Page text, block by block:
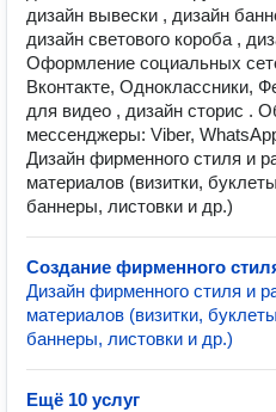
дизайн вывески , дизайн
дизайн светового короба ,
Оформление социальных
Вконтакте, Одноклассники,
для видео , дизайн сторис .
мессенджеры: Viber,
Дизайн фирменного стиля и
материалов (визитки,
баннеры, листовки и др.)
Создание фирменного
Дизайн фирменного стиля и
материалов (визитки,
баннеры, листовки и др.)
Ещё 10 услуг